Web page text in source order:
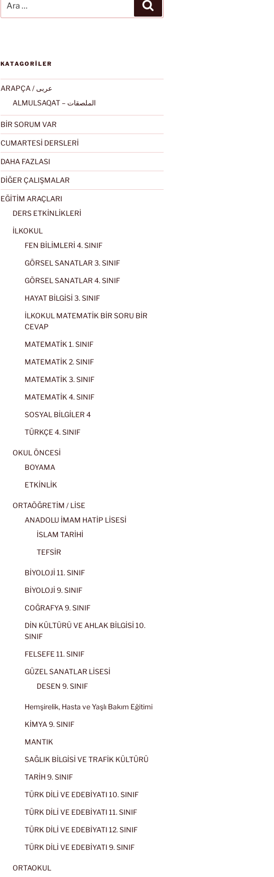
KATAGORİLER
ARAPÇA / عربى
ALMULSAQAT – الملصقات
BİR SORUM VAR
CUMARTESİ DERSLERİ
DAHA FAZLASI
DİĞER ÇALIŞMALAR
EĞİTİM ARAÇLARI
DERS ETKİNLİKLERİ
İLKOKUL
FEN BİLİMLERİ 4. SINIF
GÖRSEL SANATLAR 3. SINIF
GÖRSEL SANATLAR 4. SINIF
HAYAT BİLGİSİ 3. SINIF
İLKOKUL MATEMATİK BİR SORU BİR
CEVAP
MATEMATİK 1. SINIF
MATEMATİK 2. SINIF
MATEMATİK 3. SINIF
MATEMATİK 4. SINIF
SOSYAL BİLGİLER 4
TÜRKÇE 4. SINIF
OKUL ÖNCESİ
BOYAMA
ETKİNLİK
ORTAÖĞRETİM / LİSE
ANADOLU İMAM HATİP LİSESİ
İSLAM TARİHİ
TEFSİR
BİYOLOJİ 11. SINIF
BİYOLOJİ 9. SINIF
COĞRAFYA 9. SINIF
DİN KÜLTÜRÜ VE AHLAK BİLGİSİ 10.
SINIF
FELSEFE 11. SINIF
GÜZEL SANATLAR LİSESİ
DESEN 9. SINIF
Hemşirelik, Hasta ve Yaşlı Bakım Eğitimi
KİMYA 9. SINIF
MANTIK
SAĞLIK BİLGİSİ VE TRAFİK KÜLTÜRÜ
TARİH 9. SINIF
TÜRK DİLİ VE EDEBİYATI 10. SINIF
TÜRK DİLİ VE EDEBİYATI 11. SINIF
TÜRK DİLİ VE EDEBİYATI 12. SINIF
TÜRK DİLİ VE EDEBİYATI 9. SINIF
ORTAOKUL